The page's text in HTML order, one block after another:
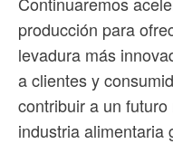
producción para
levadura más
a clientes y
contribuir a un
industria alimentaria